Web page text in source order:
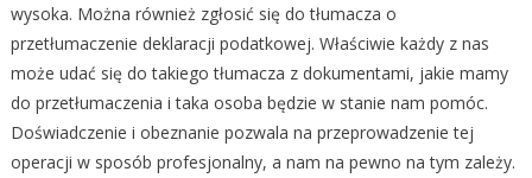
wysoka. Można również zgłosić się do tłumacza o
przetłumaczenie deklaracji podatkowej. Właściwie każdy z nas
może udać się do takiego tłumacza z dokumentami, jakie mamy
do przetłumaczenia i taka osoba będzie w stanie nam pomóc.
Doświadczenie i obeznanie pozwala na przeprowadzenie tej
operacji w sposób profesjonalny, a nam na pewno na tym zależy.